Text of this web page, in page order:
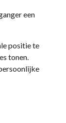
een
positie te
tonen.